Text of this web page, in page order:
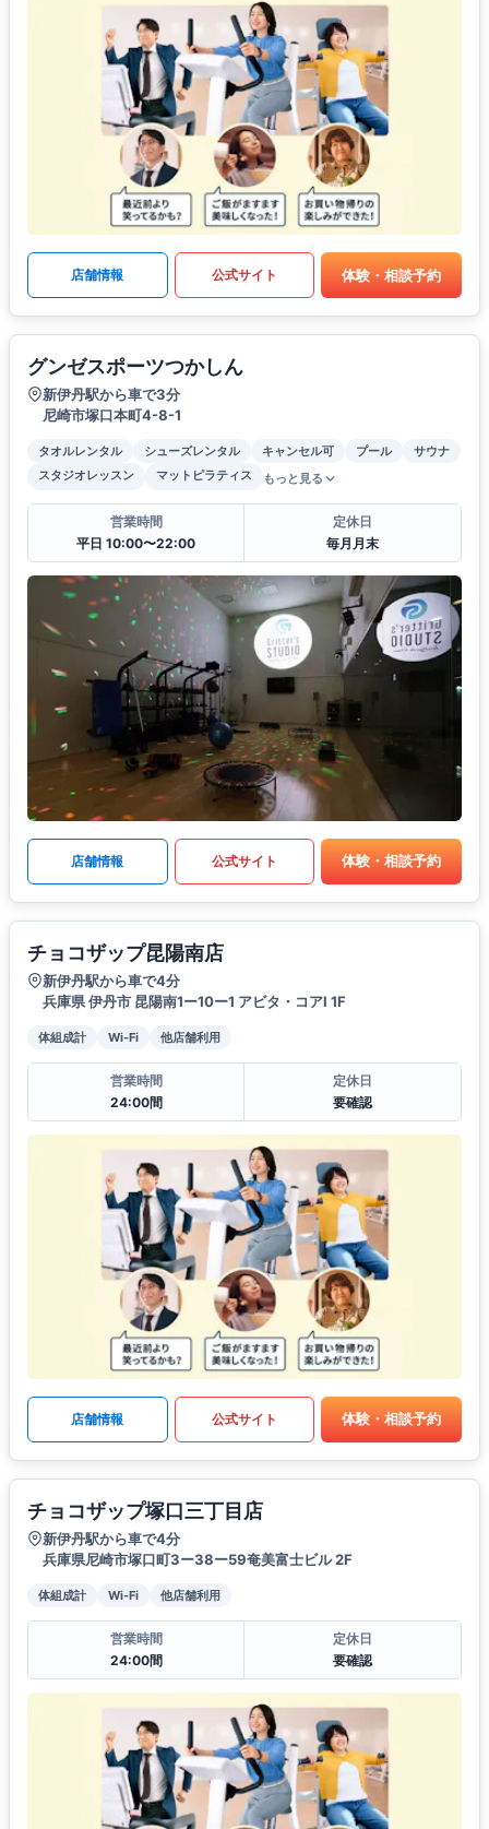
店舗情報 公式サイト 体験・相談予約
グンゼスポーツつかしん
新伊丹駅から車で3分
尼崎市塚口本町4-8-1
タオルレンタル シューズレンタル キャンセル可 プール
サウナ
スタジオレッスン
マットピラティス もっと見る
営業時間
平日 10:00〜22:00
定休日
毎月月末
店舗情報 公式サイト 体験・相談予約
チョコザップ昆陽南店
新伊丹駅から車で4分
兵庫県 伊丹市 昆陽南1ー10ー1 アビタ・コアI 1F
体組成計 Wi-Fi 他店舗利用
営業時間
24:00間
定休日
要確認
店舗情報 公式サイト 体験・相談予約
チョコザップ塚口三丁目店
新伊丹駅から車で4分
兵庫県尼崎市塚口町3ー38ー59奄美富士ビル 2F
体組成計 Wi-Fi 他店舗利用
営業時間
24:00間
定休日
要確認